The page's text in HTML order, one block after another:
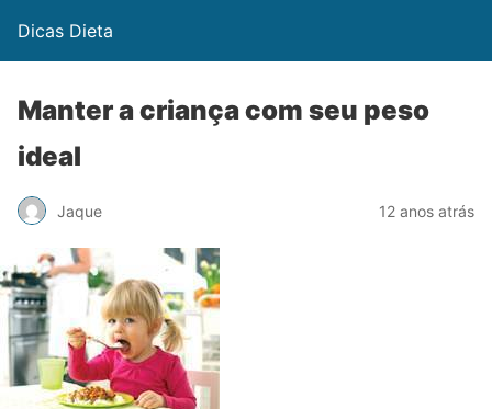
Dicas Dieta
Manter a criança com seu peso
ideal
Jaque 12 anos atrás